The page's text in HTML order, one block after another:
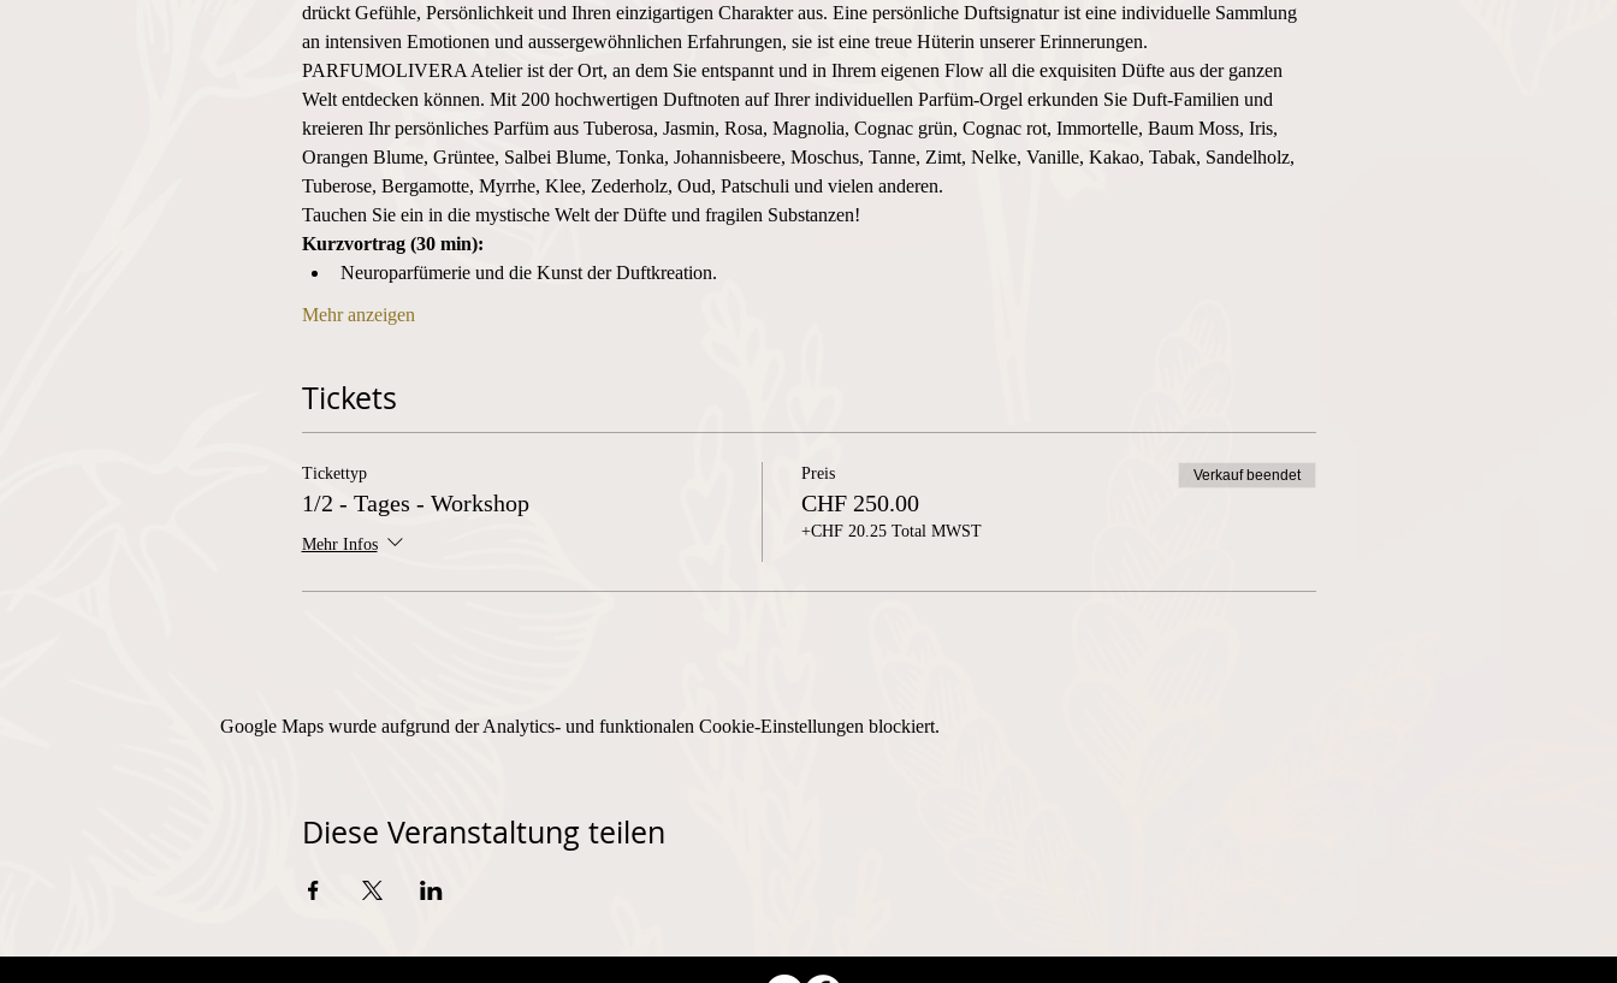
drückt Gefühle, Persönlichkeit und Ihren einzigartigen Charakter aus. Eine persönliche Duftsignatur ist eine individuelle Sammlung
an intensiven Emotionen und aussergewöhnlichen Erfahrungen, sie ist eine treue Hüterin unserer Erinnerungen.
PARFUMOLIVERA Atelier ist der Ort, an dem Sie entspannt und in Ihrem eigenen Flow all die exquisiten Düfte aus der ganzen
Welt entdecken können. Mit 200 hochwertigen Duftnoten auf Ihrer individuellen Parfüm-Orgel erkunden Sie Duft-Familien und
kreieren Ihr persönliches Parfüm aus Tuberosa, Jasmin, Rosa, Magnolia, Cognac grün, Cognac rot, Immortelle, Baum Moss, Iris,
Orangen Blume, Grüntee, Salbei Blume, Tonka, Johannisbeere, Moschus, Tanne, Zimt, Nelke, Vanille, Kakao, Tabak, Sandelholz,
Tuberose, Bergamotte, Myrrhe, Klee, Zederholz, Oud, Patschuli und vielen anderen.
Tauchen Sie ein in die mystische Welt der Düfte und fragilen Substanzen!
Kurzvortrag (30 min):
Neuroparfümerie und die Kunst der Duftkreation.
Mehr anzeigen
Tickets
Tickettyp
1/2 - Tages - Workshop
Mehr Infos
Preis
CHF 250.00
+CHF 20.25 Total MWST
Verkauf beendet
Google Maps wurde aufgrund der Analytics- und funktionalen Cookie-Einstellungen blockiert.
Diese Veranstaltung teilen